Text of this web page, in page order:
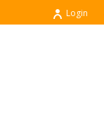
Login